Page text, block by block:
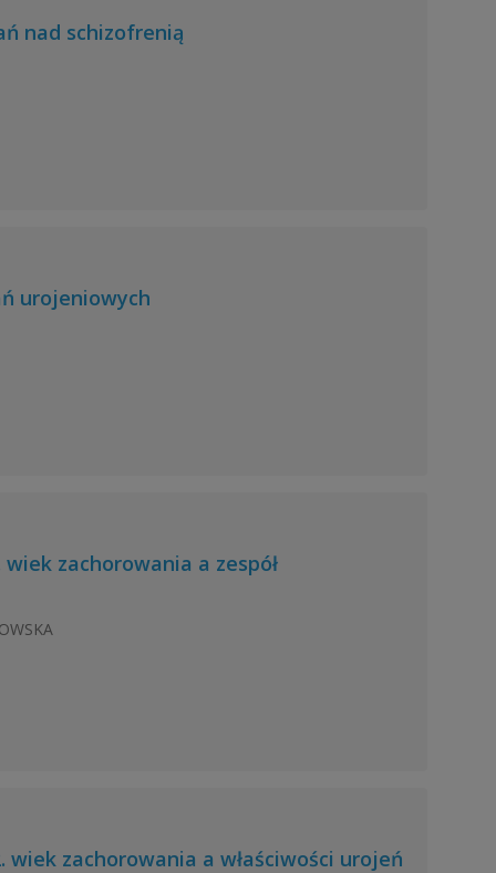
nad schizofrenią
urojeniowych
zachorowania a zespół
zachorowania a właściwości urojeń